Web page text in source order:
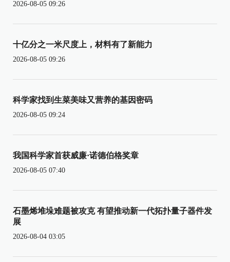
2026-08-05 09:26
十亿分之一米尺度上，材料有了新能力
2026-08-05 09:26
科学家找到生菜美味又营养的基因密码
2026-08-05 09:24
我国科学家首获威廉·诺德伯格奖章
2026-08-05 07:40
石墨烯堆垛难题被攻克 有望推动新一代拓扑量子器件发
展
2026-08-04 03:05